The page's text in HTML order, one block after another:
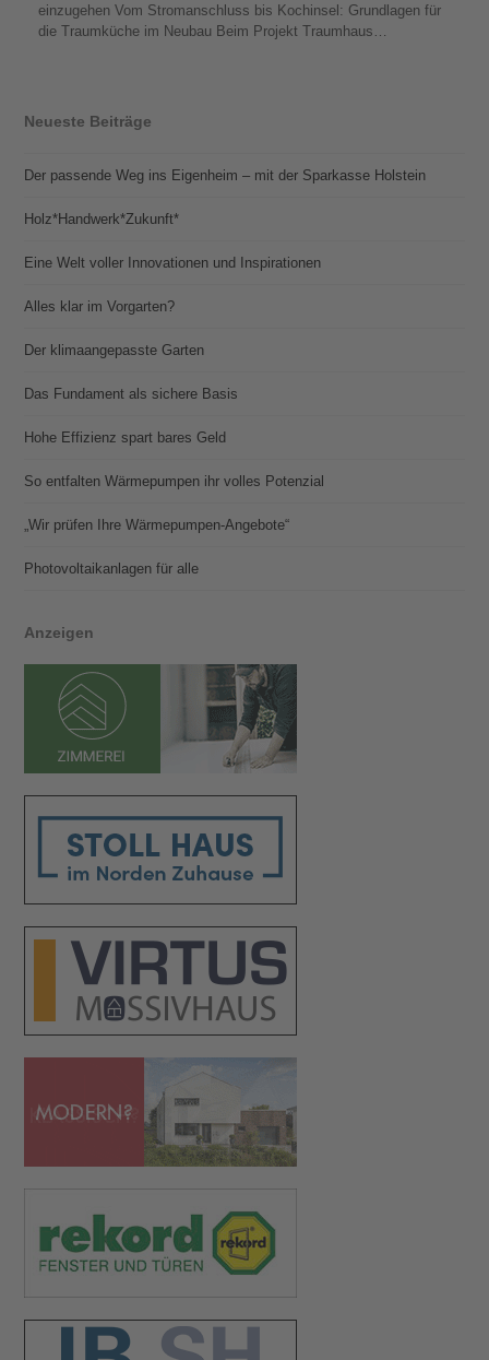
einzugehen Vom Stromanschluss bis Kochinsel: Grundlagen für
die Traumküche im Neubau Beim Projekt Traumhaus…
Neueste Beiträge
Der passende Weg ins Eigenheim – mit der Sparkasse Holstein
Holz*Handwerk*Zukunft*
Eine Welt voller Innovationen und Inspirationen
Alles klar im Vorgarten?
Der klimaangepasste Garten
Das Fundament als sichere Basis
Hohe Effizienz spart bares Geld
So entfalten Wärmepumpen ihr volles Potenzial
„Wir prüfen Ihre Wärmepumpen-Angebote“
Photovoltaik­­anlagen für alle
Anzeigen